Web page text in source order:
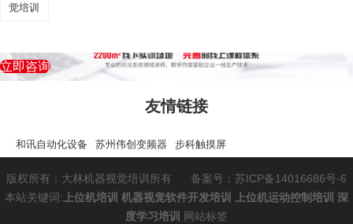
觉培训
立即咨询
友情链接
和讯自动化设备 苏州伟创变频器 步科触摸屏
版权所有：大林机器视觉培训所有
备案号：苏ICP备14016686号-6
本站关键词: 上位机培训 机器视觉软件开发培训 上位机运动控制培训
深
度学习培训
网站标签